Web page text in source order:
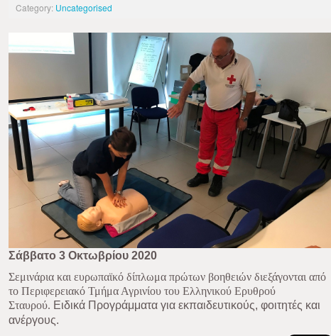
Category: Uncategorised
Σάββατο 3 Οκτωβρίου 2020
Σεμινάρια και ευρωπαϊκό δίπλωμα πρώτων βοηθειών διεξάγονται από
το Περιφερειακό Τμήμα Αγρινίου του Ελληνικού Ερυθρού
Σταυρού. Ειδικά Προγράμματα για εκπαιδευτικούς, φοιτητές και
ανέργους.